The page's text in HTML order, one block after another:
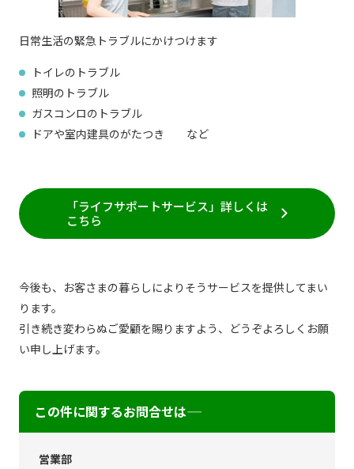
日常生活の緊急トラブルにかけつけます
トイレのトラブル
照明のトラブル
ガスコンロのトラブル
ドアや室内建具のがたつき など
「ライフサポートサービス」詳しくは
こちら
今後も、お客さまの暮らしによりそうサービスを提供してまい
ります。
引き続き変わらぬご愛顧を賜りますよう、どうぞよろしくお願
い申し上げます。
この件に関するお問合せは―――
営業部